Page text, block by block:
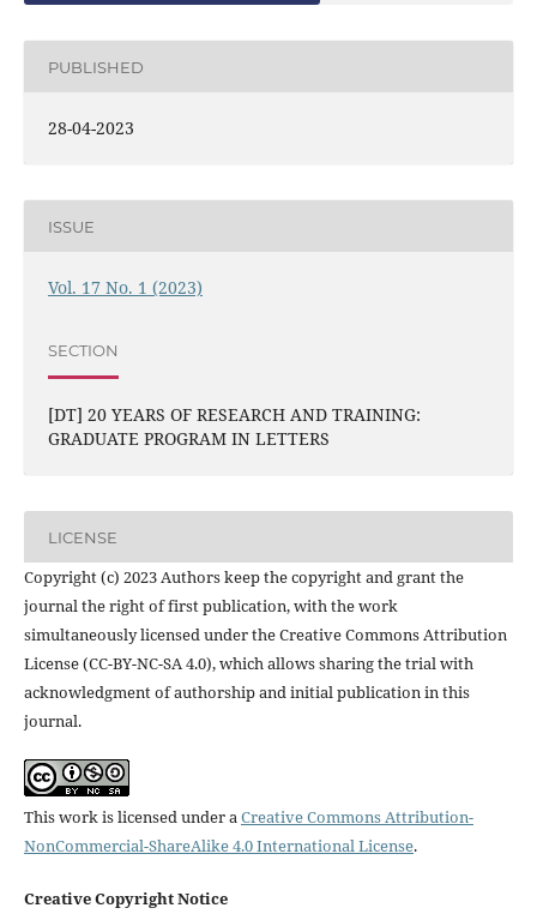
PUBLISHED
28-04-2023
ISSUE
Vol. 17 No. 1 (2023)
SECTION
[DT] 20 YEARS OF RESEARCH AND TRAINING:
GRADUATE PROGRAM IN LETTERS
LICENSE
Copyright (c) 2023 Authors keep the copyright and grant the
journal the right of first publication, with the work
simultaneously licensed under the Creative Commons Attribution
License (CC-BY-NC-SA 4.0), which allows sharing the trial with
acknowledgment of authorship and initial publication in this
journal.
This work is licensed under aCreative Commons Attribution-
NonCommercial-ShareAlike 4.0 International License.
Creative Copyright Notice